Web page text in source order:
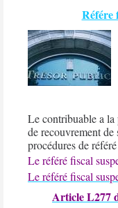
Référe
Le contribuable a la
de recouvrement de
procédures de
Le référé fiscal
Le référé fiscal
Article L277